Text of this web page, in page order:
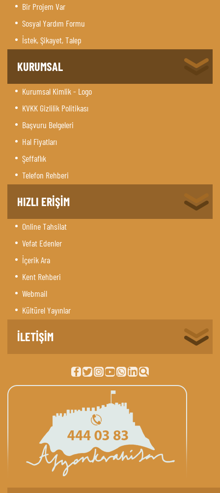
Bir Projem Var
Sosyal Yardım Formu
İstek, Şikayet, Talep
KURUMSAL
Kurumsal Kimlik - Logo
KVKK Gizlilik Politikası
Başvuru Belgeleri
Hal Fiyatları
Şeffaflık
Telefon Rehberi
HIZLI ERİŞİM
Online Tahsilat
Vefat Edenler
İçerik Ara
Kent Rehberi
Webmail
Kültürel Yayınlar
İLETİŞİM